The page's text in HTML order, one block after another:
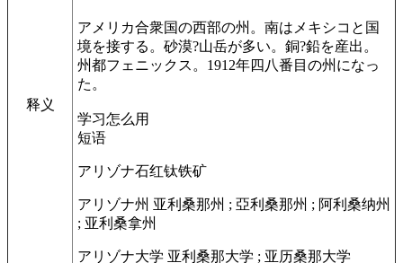
释义
アメリカ合衆国の西部の州。南はメキシコと国
境を接する。砂漠?山岳が多い。銅?鉛を産出。
州都フェニックス。1912年四八番目の州になっ
た。
学习怎么用
短语
アリゾナ石红钛铁矿
アリゾナ州 亚利桑那州 ; 亞利桑那州 ; 阿利桑纳州
; 亚利桑拿州
アリゾナ大学 亚利桑那大学 ; 亚历桑那大学